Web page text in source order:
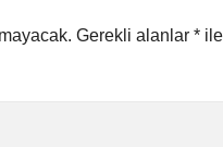
Gerekli alanlar *